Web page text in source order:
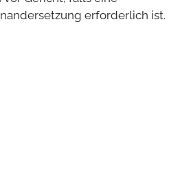
erforderlich ist.